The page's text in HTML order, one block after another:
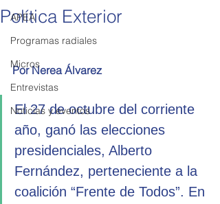
APEA
Programas radiales
Micros
Entrevistas
Noticias y eventos
Política Exterior
Por Nerea Álvarez
El 27 de octubre del corriente
año, ganó las elecciones
presidenciales, Alberto
Fernández, perteneciente a la
coalición “Frente de Todos”. En